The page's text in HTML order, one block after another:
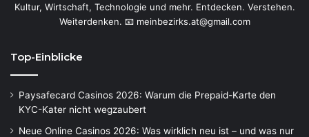
Kultur, Wirtschaft, Technologie und mehr. Entdecken. Verstehen.
Weiterdenken. 📧 meinbezirks.at@gmail.com
Top-Einblicke
Paysafecard Casinos 2026: Warum die Prepaid-Karte den
KYC-Kater nicht wegzaubert
Neue Online Casinos 2026: Was wirklich neu ist – und was nur